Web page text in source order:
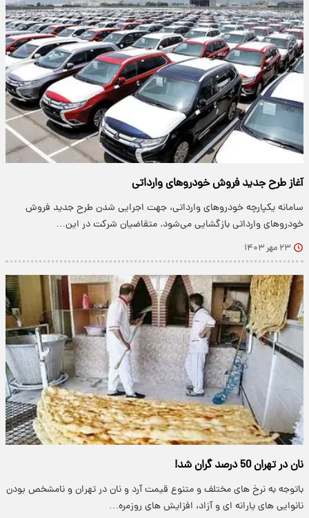
آغاز طرح جدید فروش خودروهای وارداتی
سامانه یکپارچه خودرو‌های وارداتی، جهت اجرایی شدن طرح جدید فروش
خودرو‌های وارداتی بازگشایی می‌شود. متقاضیان شرکت در این…
۲۳ مهر ۱۴۰۳
نان در تهران 50 درصد گران شد!
باتوجه به نرخ های مختلف و متنوع قیمت آرد و نان در تهران و نامشخص بودن
نانوایی های یارانه ای و آزاد، افزایش های روزمره…